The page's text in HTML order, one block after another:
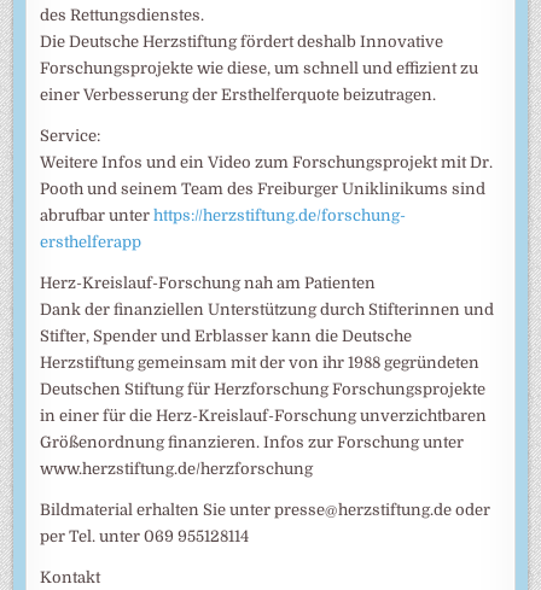
des Rettungsdienstes.
Die Deutsche Herzstiftung fördert deshalb Innovative
Forschungsprojekte wie diese, um schnell und effizient zu
einer Verbesserung der Ersthelferquote beizutragen.
Service:
Weitere Infos und ein Video zum Forschungsprojekt mit Dr.
Pooth und seinem Team des Freiburger Uniklinikums sind
abrufbar unterhttps://herzstiftung.de/forschung-
ersthelferapp
Herz-Kreislauf-Forschung nah am Patienten
Dank der finanziellen Unterstützung durch Stifterinnen und
Stifter, Spender und Erblasser kann die Deutsche
Herzstiftung gemeinsam mit der von ihr 1988 gegründeten
Deutschen Stiftung für Herzforschung Forschungsprojekte
in einer für die Herz-Kreislauf-Forschung unverzichtbaren
Größenordnung finanzieren. Infos zur Forschung unter
www.herzstiftung.de/herzforschung
Bildmaterial erhalten Sie unter presse@herzstiftung.de oder
per Tel. unter 069 955128114
Kontakt